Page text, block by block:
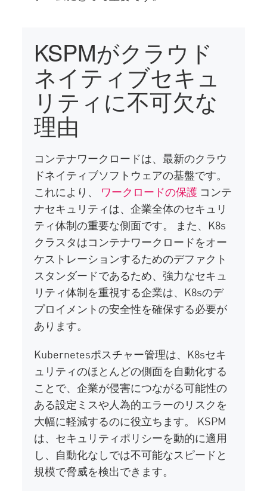
KSPMがクラウド
ネイティブセキュ
リティに不可欠な
理由
コンテナワークロードは、最新のクラウ
ドネイティブソフトウェアの基盤です。
これにより、 ワークロードの保護 コンテ
ナセキュリティは、企業全体のセキュリ
ティ体制の重要な側面です。 また、K8s
クラスタはコンテナワークロードをオー
ケストレーションするためのデファクト
スタンダードであるため、強力なセキュ
リティ体制を重視する企業は、K8sのデ
プロイメントの安全性を確保する必要が
あります。
Kubernetesポスチャー管理は、K8sセキ
ュリティのほとんどの側面を自動化する
ことで、企業が侵害につながる可能性の
ある設定ミスや人為的エラーのリスクを
大幅に軽減するのに役立ちます。 KSPM
は、セキュリティポリシーを動的に適用
し、自動化なしでは不可能なスピードと
規模で脅威を検出できます。